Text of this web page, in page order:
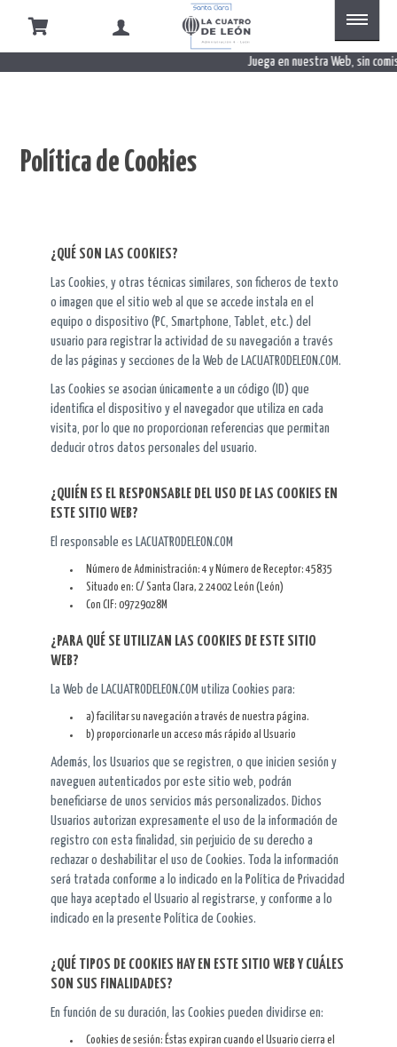
Política
de
Juega en nuestra Web, sin
Política de Cookies
¿QUÉ SON LAS COOKIES?
Las Cookies, y otras técnicas similares, son ficheros de texto
o imagen que el sitio web al que se accede instala en el
equipo o dispositivo (PC, Smartphone, Tablet, etc.) del
usuario para registrar la actividad de su navegación a través
de las páginas y secciones de la Web de LACUATRODELEON.COM.
Las Cookies se asocian únicamente a un código (ID) que
identifica el dispositivo y el navegador que utiliza en cada
visita, por lo que no proporcionan referencias que permitan
deducir otros datos personales del usuario.
¿QUIÉN ES EL RESPONSABLE DEL USO DE LAS COOKIES EN
ESTE SITIO WEB?
El responsable es LACUATRODELEON.COM
Número de Administración: 4 y Número de Receptor: 45835
Situado en: C/ Santa Clara, 2 24002 León (León)
Con CIF: 09729028M
¿PARA QUÉ SE UTILIZAN LAS COOKIES DE ESTE SITIO
WEB?
La Web de LACUATRODELEON.COM utiliza Cookies para:
a) facilitar su navegación a través de nuestra página.
b) proporcionarle un acceso más rápido al Usuario
Además, los Usuarios que se registren, o que inicien sesión y
naveguen autenticados por este sitio web, podrán
beneficiarse de unos servicios más personalizados. Dichos
Usuarios autorizan expresamente el uso de la información de
registro con esta finalidad, sin perjuicio de su derecho a
rechazar o deshabilitar el uso de Cookies. Toda la información
será tratada conforme a lo indicado en la Política de Privacidad
que haya aceptado el Usuario al registrarse, y conforme a lo
indicado en la presente Política de Cookies.
¿QUÉ TIPOS DE COOKIES HAY EN ESTE SITIO WEB Y CUÁLES
SON SUS FINALIDADES?
En función de su duración, las Cookies pueden dividirse en:
Cookies de sesión: Éstas expiran cuando el Usuario cierra el